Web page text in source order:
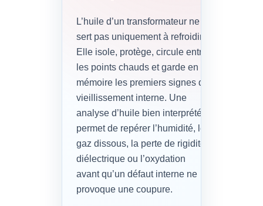
L’huile d’un transformateur ne
sert pas uniquement à refroidir.
Elle isole, protège, circule entre
les points chauds et garde en
mémoire les premiers signes de
vieillissement interne. Une
analyse d’huile bien interprétée
permet de repérer l’humidité, les
gaz dissous, la perte de rigidité
diélectrique ou l’oxydation
avant qu’un défaut interne ne
provoque une coupure.